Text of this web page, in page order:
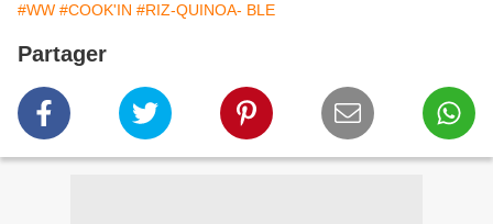
#WW #COOK'IN #RIZ-QUINOA- BLE
Partager